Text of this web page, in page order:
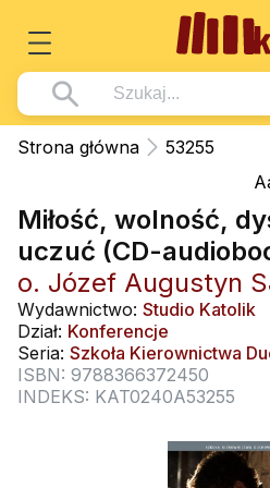
Książki
Wszystko z kategorii - Książki
Pismo Święte
Kościół Katolicki
Duszpasterstwo
Teologia
Życie chrześcijańskie
Wszystko z kategorii -
DVD
CD-ROM
Muzyka
Rekolekcje i inne na CD
Dla Dzieci
Wszystko z kategorii - Dla
Literatura (D)
Płyty, DVD (D)
Podręczniki i pomoce
Podręczniki
Wszystko z kategorii -
Podręczniki i pomoce
Zabawa i Nauka
Nowości
Zaloguj się
Strona główna
53255
Miłość, wolność,
uczuć (CD-
o. Józef Augustyn
Wydawnictwo: Studio Katolik
Dział: Konferencje
Seria: Szkoła Kierownictwa
ISBN: 9788366372450
INDEKS: KAT0240A53255